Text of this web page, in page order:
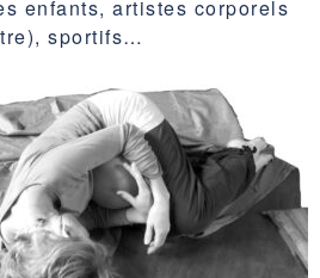
enfants, artistes corporels
sportifs…